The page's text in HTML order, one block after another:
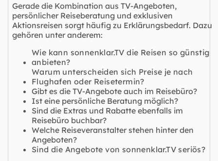
Gerade die Kombination aus TV-Angeboten,
persönlicher Reiseberatung und exklusiven
Aktionsreisen sorgt häufig zu Erklärungsbedarf. Dazu
gehören unter anderem:
Wie kann sonnenklar.TV die Reisen so günstig
anbieten?
Warum unterscheiden sich Preise je nach
Flughafen oder Reisetermin?
Gibt es die TV-Angebote auch im Reisebüro?
Ist eine persönliche Beratung möglich?
Sind die Extras und Rabatte ebenfalls im
Reisebüro buchbar?
Welche Reiseveranstalter stehen hinter den
Angeboten?
Sind die Angebote von sonnenklar.TV seriös?